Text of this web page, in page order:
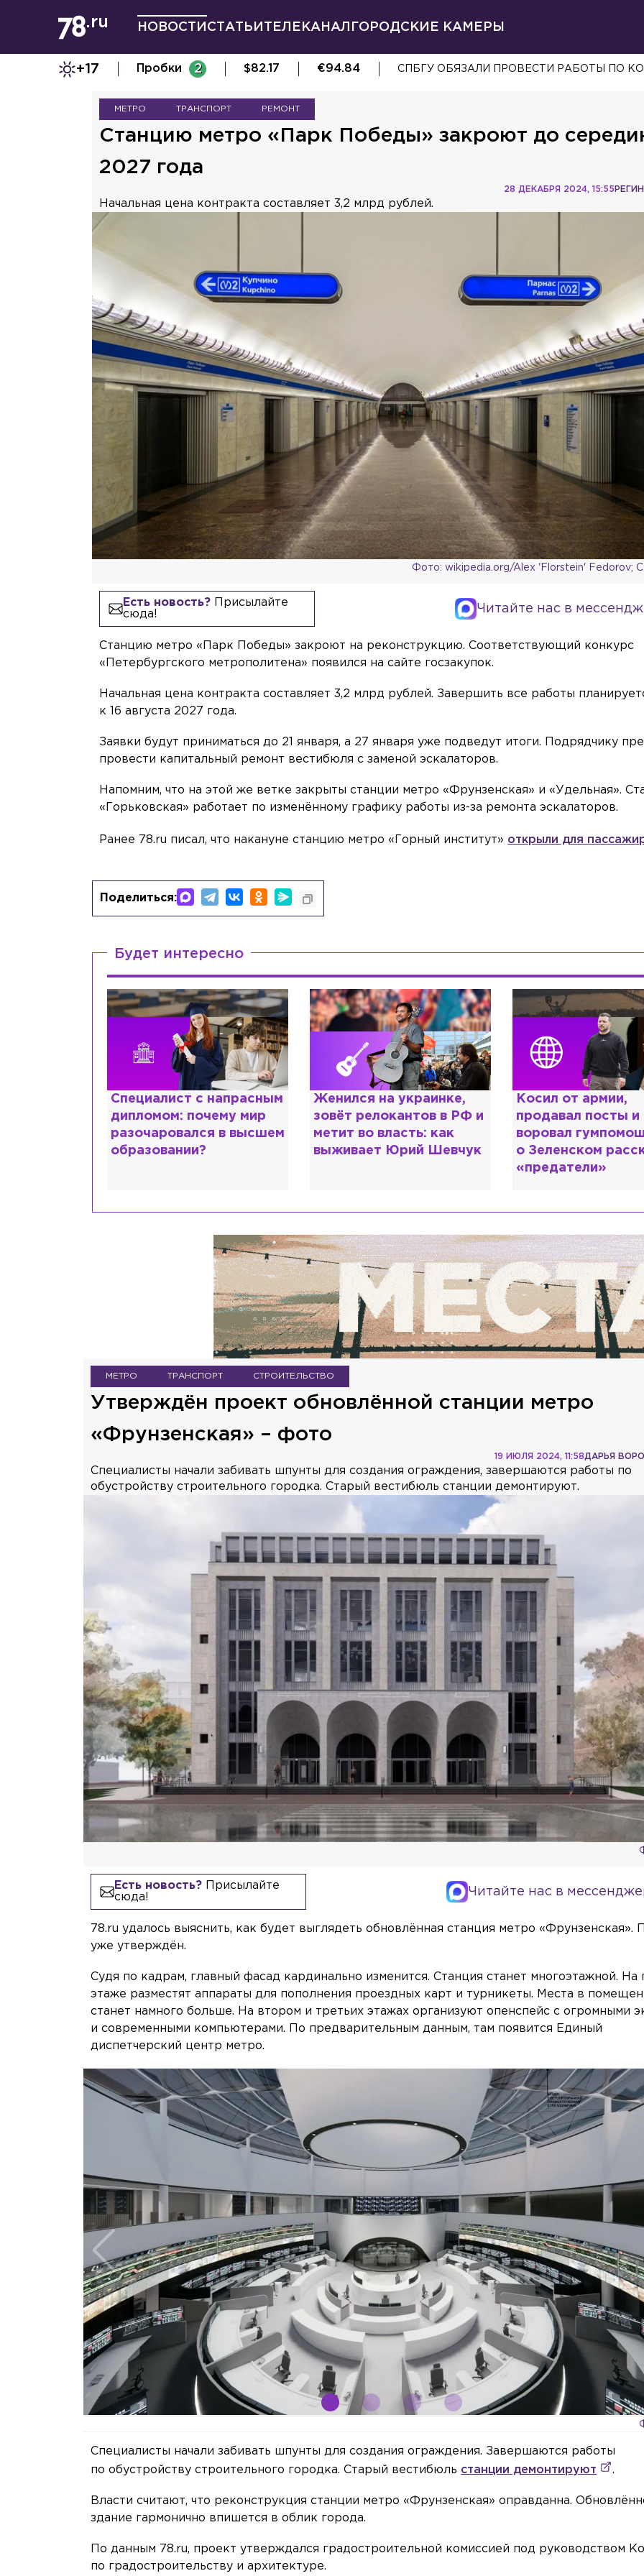
НОВОСТИ СТАТЬИ ТЕЛЕКАНАЛ ГОРОДСКИЕ КАМЕРЫ
+17 Пробки 2 $82.17 €94.84 СПБГУ ОБЯЗАЛИ ПРОВЕСТИ РАБОТЫ ПО
МЕТРО ТРАНСПОРТ РЕМОНТ
Станцию метро «Парк Победы» закроют до
2027 года
28 ДЕКАБРЯ 2024, 15:55
Начальная цена контракта составляет 3,2 млрд рублей.
Фото: wikipedia.org/Alex 'Florstein' Fedorov;
Есть новость?Присылайте
сюда!
Читайте нас в
Станцию метро «Парк Победы» закроют на реконструкцию. Соответствующий конкурс
«Петербургского метрополитена» появился на сайте госзакупок.
Начальная цена контракта составляет 3,2 млрд рублей. Завершить все работы
к 16 августа 2027 года.
Заявки будут приниматься до 21 января, а 27 января уже подведут итоги. Подрядчику
провести капитальный ремонт вестибюля с заменой эскалаторов.
Напомним, что на этой же ветке закрыты станции метро «Фрунзенская» и «Удельная».
«Горьковская» работает по изменённому графику работы из-за ремонта эскалаторов.
Ранее 78.ru писал, что накануне станцию метро «Горный институт» открыли для
Поделиться:
Будет интересно
Специалист с напрасным
дипломом: почему мир
разочаровался в высшем
образовании?
Женился на украинке,
зовёт релокантов в РФ и
метит во власть: как
выживает Юрий Шевчук
Косил от армии,
продавал посты и
воровал
о Зеленском
«предатели»
МЕТРО ТРАНСПОРТ СТРОИТЕЛЬСТВО
Утверждён проект обновлённой станции метро
«Фрунзенская» – фото
ДАРЬЯ
19 ИЮЛЯ 2024, 11:58
Специалисты начали забивать шпунты для создания ограждения, завершаются работы по
обустройству строительного городка. Старый вестибюль станции демонтируют.
Есть новость?Присылайте
сюда!
Читайте нас в
78.ru удалось выяснить, как будет выглядеть обновлённая станция метро «Фрунзенская».
уже утверждён.
Судя по кадрам, главный фасад кардинально изменится. Станция станет многоэтажной. На
этаже разместят аппараты для пополнения проездных карт и турникеты. Места в
станет намного больше. На втором и третьих этажах организуют опенспейс с огромными
и современными компьютерами. По предварительным данным, там появится Единый
диспетчерский центр метро.
Специалисты начали забивать шпунты для создания ограждения. Завершаются работы
по обустройству строительного городка. Старый вестибюль станции демонтируют .
Власти считают, что реконструкция станции метро «Фрунзенская» оправданна.
здание гармонично впишется в облик города.
По данным 78.ru, проект утверждался градостроительной комиссией под руководством
по градостроительству и архитектуре.